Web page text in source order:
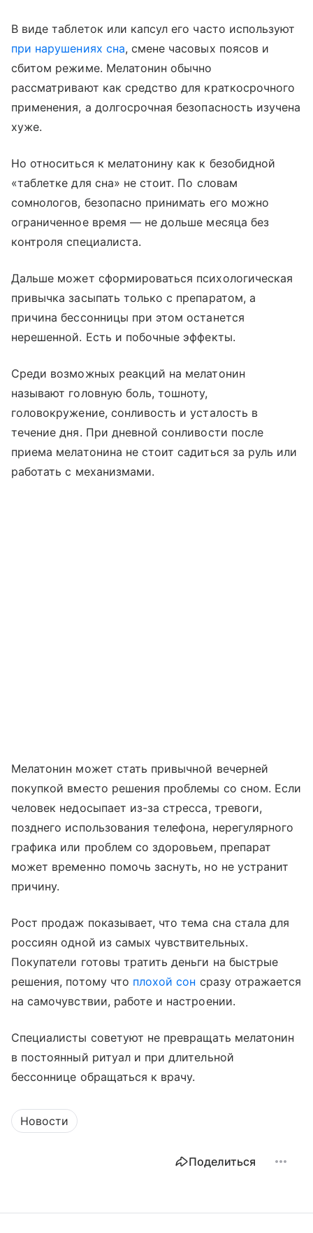
В виде таблеток или капсул его часто используют
при нарушениях сна, смене часовых поясов и
сбитом режиме. Мелатонин обычно
рассматривают как средство для краткосрочного
применения, а долгосрочная безопасность изучена
хуже.
Но относиться к мелатонину как к безобидной
«таблетке для сна» не стоит. По словам
сомнологов, безопасно принимать его можно
ограниченное время — не дольше месяца без
контроля специалиста.
Дальше может сформироваться психологическая
привычка засыпать только с препаратом, а
причина бессонницы при этом останется
нерешенной. Есть и побочные эффекты.
Среди возможных реакций на мелатонин
называют головную боль, тошноту,
головокружение, сонливость и усталость в
течение дня. При дневной сонливости после
приема мелатонина не стоит садиться за руль или
работать с механизмами.
Мелатонин может стать привычной вечерней
покупкой вместо решения проблемы со сном. Если
человек недосыпает из-за стресса, тревоги,
позднего использования телефона, нерегулярного
графика или проблем со здоровьем, препарат
может временно помочь заснуть, но не устранит
причину.
Рост продаж показывает, что тема сна стала для
россиян одной из самых чувствительных.
Покупатели готовы тратить деньги на быстрые
решения, потому что плохой сон сразу отражается
на самочувствии, работе и настроении.
Специалисты советуют не превращать мелатонин
в постоянный ритуал и при длительной
бессоннице обращаться к врачу.
Новости
Поделиться